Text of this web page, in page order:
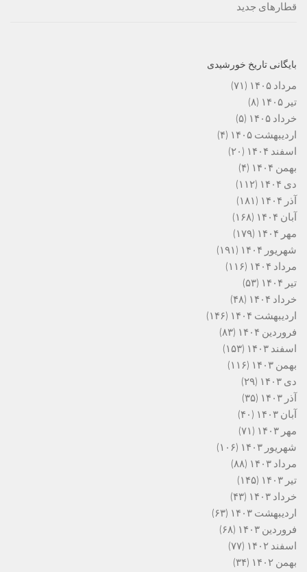
قطارهای جدید
بایگانی تاریخ خورشیدی
مرداد ۱۴۰۵
(۷۱)
تیر ۱۴۰۵
(۸)
خرداد ۱۴۰۵
(۵)
اردیبهشت ۱۴۰۵
(۴)
اسفند ۱۴۰۴
(۲۰)
بهمن ۱۴۰۴
(۴)
دی ۱۴۰۴
(۱۱۲)
آذر ۱۴۰۴
(۱۸۱)
آبان ۱۴۰۴
(۱۶۸)
مهر ۱۴۰۴
(۱۷۹)
شهریور ۱۴۰۴
(۱۹۱)
مرداد ۱۴۰۴
(۱۱۶)
تیر ۱۴۰۴
(۵۳)
خرداد ۱۴۰۴
(۴۸)
اردیبهشت ۱۴۰۴
(۱۴۶)
فروردین ۱۴۰۴
(۸۳)
اسفند ۱۴۰۳
(۱۵۳)
بهمن ۱۴۰۳
(۱۱۶)
دی ۱۴۰۳
(۲۹)
آذر ۱۴۰۳
(۳۵)
آبان ۱۴۰۳
(۴۰)
مهر ۱۴۰۳
(۷۱)
شهریور ۱۴۰۳
(۱۰۶)
مرداد ۱۴۰۳
(۸۸)
تیر ۱۴۰۳
(۱۴۵)
خرداد ۱۴۰۳
(۴۳)
اردیبهشت ۱۴۰۳
(۶۳)
فروردین ۱۴۰۳
(۶۸)
اسفند ۱۴۰۲
(۷۷)
بهمن ۱۴۰۲
(۳۴)